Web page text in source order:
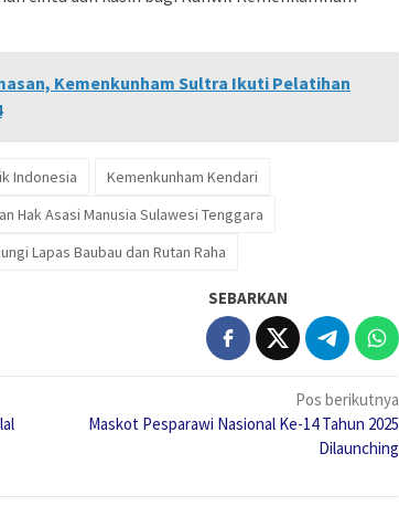
Kemenkunham Sultra Ikuti Pelatihan
Indonesia
Kemenkunham Kendari
Hak Asasi Manusia Sulawesi Tenggara
Lapas Baubau dan Rutan Raha
SEBARKAN
Pos berikutnya
Maskot Pesparawi Nasional Ke-14 Tahun 2025
Dilaunching